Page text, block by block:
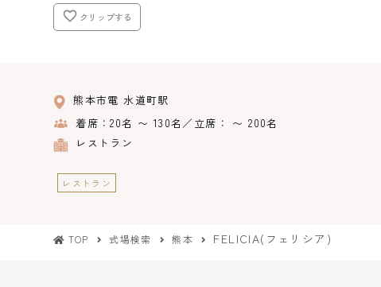
クリップする
熊本市電 水道町駅
着席：20名 〜 130名／立席： 〜 200名
レストラン
レストラン
TOP 式場検索 熊本 FELICIA(フェリシア)